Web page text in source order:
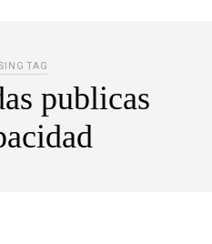
TAG
publicas